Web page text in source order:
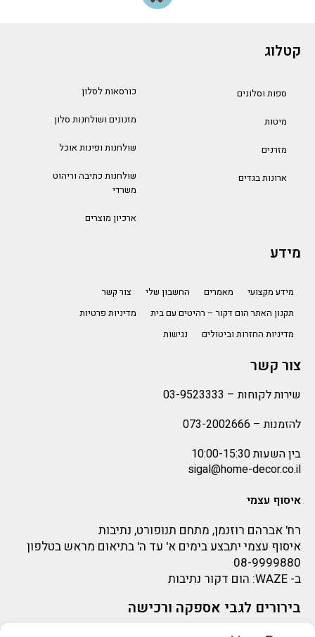
קטלוג
ספות וסלונים
מיטות
מזרנים
ארונות בגדים
כורסאות לסלון
מזנונים ושולחנות סלון
שולחנות ופינות אוכל
שולחנות כתיבה וריהוט
משרדי
ארכיון מוצרים
מידע
מידע מקצועי מאמרים החשבון שלי
צור קשר
תקנון האתר הום דקור – רהיטים עם בית
מדיניות פרטיות
מדיניות החזרות וביטולים
נגישות
צור קשר
שירות לקוחות – 03-9523333
להזמנות – 073-2002666
בין השעות 10:00-15:30
sigal@home-decor.co.il
איסוף עצמי
רח' אברהם רוזנמן, מתחם תנופורט, נתיבות
איסוף עצמי יתבצע בימים א' עד ה' בתיאום מראש בטלפון
08-9999880
ב- WAZE: הום דקור נתיבות
בירורים לגבי אספקה ורכישה